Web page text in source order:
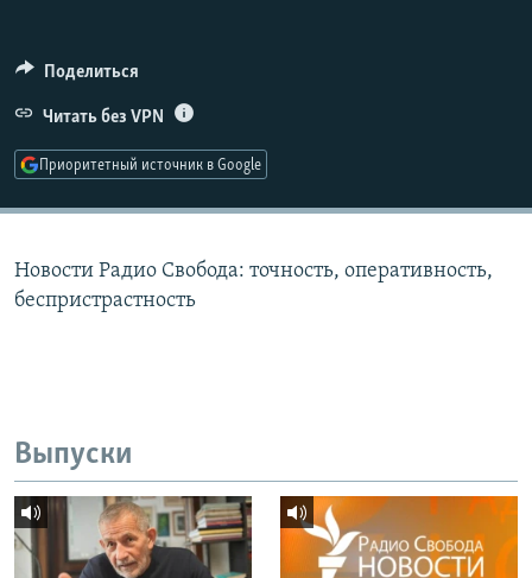
ПОДПИШИТЕСЬ НА РАССЫЛКУ
СОЦИАЛЬНЫЕ СЕТИ
Поделиться
Читать без VPN
Приоритетный источник в Google
Новости Радио Свобода: точность, оперативность,
беспристрастность
Выпуски